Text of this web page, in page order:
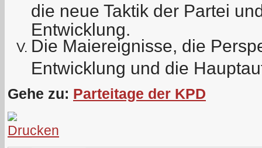
die neue Taktik der Partei
Entwicklung.
Die Maiereignisse, die
Entwicklung und die
Gehe zu: Parteitage der KPD